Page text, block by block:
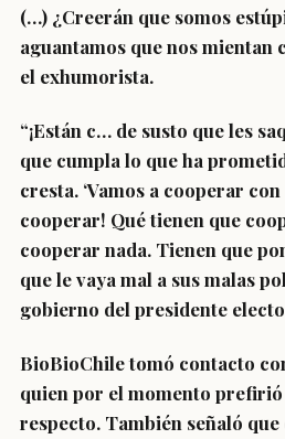
(…) ¿Creerán que somos
aguantamos que nos mientan
el exhumorista.
“¡Están c… de susto que les
que cumpla lo que ha
cresta. ‘Vamos a cooperar con
cooperar! Qué tienen que
cooperar nada. Tienen que
que le vaya mal a sus malas
gobierno del presidente
BioBioChiletomó contacto
quien por el momento
respecto. También señaló